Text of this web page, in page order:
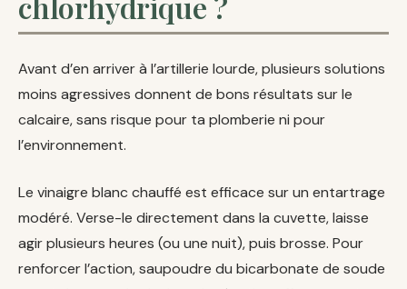
Avant d’en arriver à l’artillerie lourde, plusieurs solutions
moins agressives donnent de bons résultats sur le
calcaire, sans risque pour ta plomberie ni pour
l’environnement.
Le vinaigre blanc chauffé est efficace sur un entartrage
modéré. Verse-le directement dans la cuvette, laisse
agir plusieurs heures (ou une nuit), puis brosse. Pour
renforcer l’action, saupoudre du bicarbonate de soude